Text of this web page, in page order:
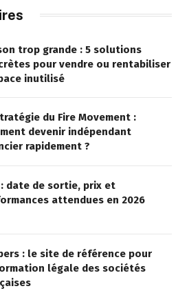
trop grande : 5 solutions
pour vendre ou rentabiliser
inutilisé
du Fire Movement :
devenir indépendant
rapidement ?
: date de sortie, prix et
attendues en 2026
: le site de référence pour
légale des sociétés